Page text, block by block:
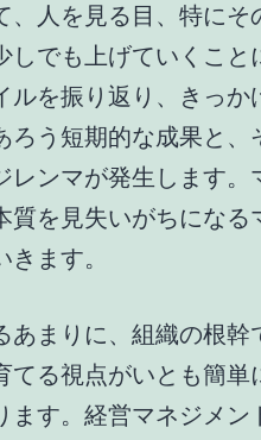
、人を見る目、特にそ
でも上げていくこと
を振り返り、きっか
ろう短期的な成果と、
レンマが発生します。
質を見失いがちになる
ます。
あまりに、組織の根幹
てる視点がいとも簡単
ます。経営マネジメン